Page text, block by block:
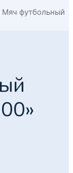
Мяч футбольный